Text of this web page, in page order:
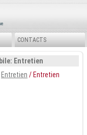
CONTACTS
Entretien
Entretien / Entretien